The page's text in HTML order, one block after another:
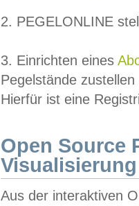
2. PEGELONLINE
3. Einrichten eines
Pegelstände
Hierfür ist eine
Open Source
Visualisierung
Aus der interaktiven